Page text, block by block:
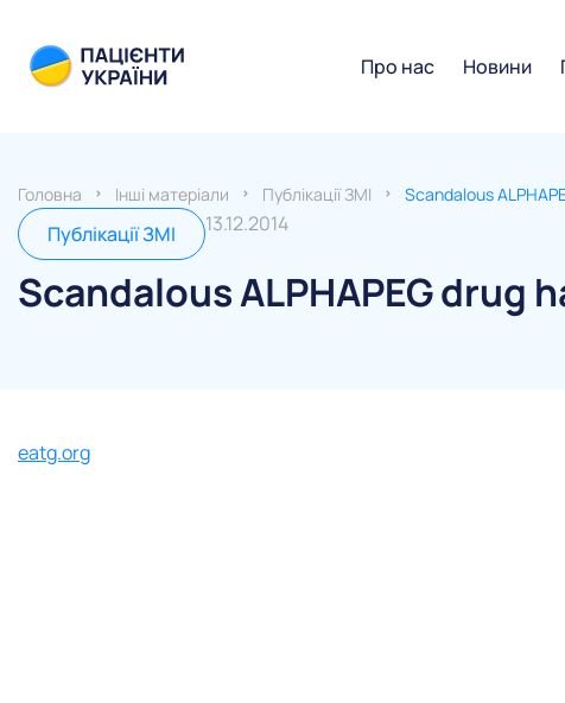
Про нас Новини
Головна Інші матеріали Публікації ЗМІ Scandalous
Публікації ЗМІ 13.12.2014
Scandalous ALPHAPEG drug
eatg.org